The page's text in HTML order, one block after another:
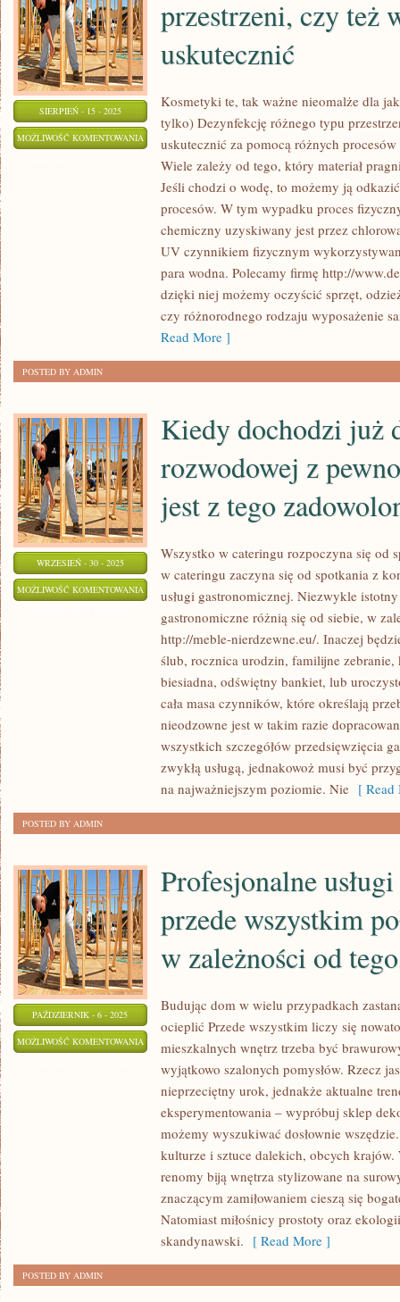
DOSKONALĄCYCH
SIERPIEŃ - 15 - 2025
MOŻLIWOŚĆ KOMENTOWANIA
PRZERÓŻNEGO
TYPU
PRZESTRZENI,
WODY
WOLNO
USKUTECZNIĆ
przestrzeni, czy też
uskutecznić
Kosmetyki te, tak ważne nieomalże dla
tylko) Dezynfekcję różnego typu
uskutecznić za pomocą różnych
Wiele zależy od tego, który materiał
Jeśli chodzi o wodę, to możemy ją
procesów. W tym wypadku proces
chemiczny uzyskiwany jest przez
UV czynnikiem fizycznym
para wodna. Polecamy firmę http://
dzięki niej możemy oczyścić sprzęt,
czy różnorodnego rodzaju wyposażenie
Read More ]
POSTED BY ADMIN
WRZESIEŃ - 30 - 2025
MOŻLIWOŚĆ KOMENTOWANIA
SPRAWY
ROZWODOWEJ
PEWNOŚCIĄ
NIKT
JEST
Z
ZADOWOLONY
Kiedy dochodzi już
rozwodowej z
jest z tego
Wszystko w cateringu rozpoczyna się od
w cateringu zaczyna się od spotkania z
usługi gastronomicznej. Niezwykle
gastronomiczne różnią się od siebie, w
http://meble-nierdzewne.eu/. Inaczej
ślub, rocznica urodzin, familijne
biesiadna, odświętny bankiet, lub
cała masa czynników, które określają
nieodzowne jest w takim razie
wszystkich szczegółów przedsięwzięcia
zwykłą usługą, jednakowoż musi być
na najważniejszym poziomie. Nie [ Read
POSTED BY ADMIN
PAŹDZIERNIK - 6 - 2025
MOŻLIWOŚĆ KOMENTOWANIA
BRUKARSKIE
PRZEDE
WSZYSTKIM
POŁOŻENIE
KOSTKI-
ZALEŻNOŚCI
OD
TEGO,
Profesjonalne
przede wszystkim
w zależności od
Budując dom w wielu przypadkach
ocieplić Przede wszystkim liczy się
mieszkalnych wnętrz trzeba być
wyjątkowo szalonych pomysłów. Rzecz
nieprzeciętny urok, jednakże aktualne
eksperymentowania – wypróbuj sklep
możemy wyszukiwać dosłownie
kulturze i sztuce dalekich, obcych
renomy biją wnętrza stylizowane na
znaczącym zamiłowaniem cieszą się
Natomiast miłośnicy prostoty oraz
skandynawski. [ Read More ]
POSTED BY ADMIN